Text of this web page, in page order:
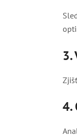
3.
4.